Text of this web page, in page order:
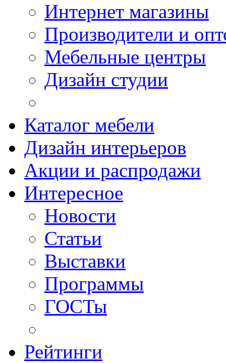
Интернет магазины
Производители и
Мебельные центры
Дизайн студии
Каталог мебели
Дизайн интерьеров
Акции и распродажи
Интересное
Новости
Статьи
Выставки
Программы
ГОСТы
Рейтинги